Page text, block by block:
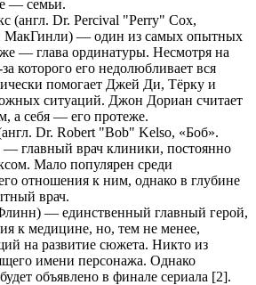
— семьи.
(англ. Dr. Percival "Perry" Cox,
МакГинли) — один из самых опытных
— глава ординатуры. Несмотря на
которого его недолюбливает вся
помогает Джей Ди, Тёрку и
ситуаций. Джон Дориан считает
а себя — его протеже.
Dr. Robert "Bob" Kelso, «Боб».
главный врач клиники, постоянно
Мало популярен среди
отношения к ним, однако в глубине
врач.
— единственный главный герой,
к медицине, но, тем не менее,
на развитие сюжета. Никто из
имени персонажа. Однако
объявлено в финале сериала [2].